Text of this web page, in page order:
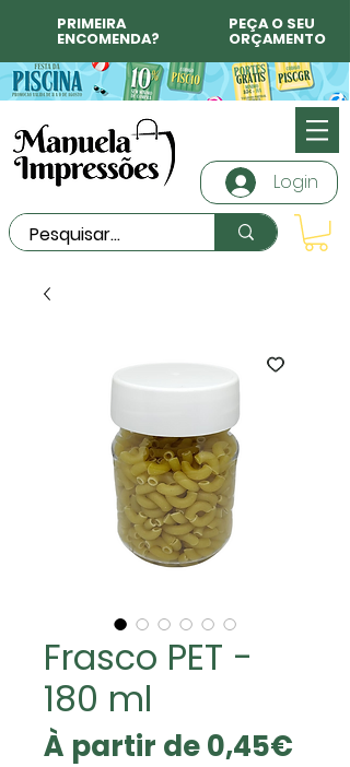
PRIMEIRA
ENCOMENDA?
PEÇA O SEU
ORÇAMENTO
Login
Frasco PET -
180 ml
À partir de0,45€